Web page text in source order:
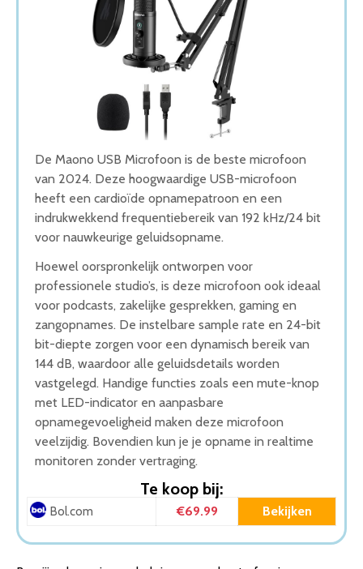
Wat is de beste Microfoons van 2026
1. Beste Microfoons van 2026
2. Goede Prijs-Kwaliteit Microfoons
3. Beste Budget Microfoons van 2026
4. Goede Koop Microfoons
5. Goede Budget Microfoons
De Maono USB Microfoon is de beste microfoon
van 2024. Deze hoogwaardige USB-microfoon
heeft een cardioïde opnamepatroon en een
indrukwekkend frequentiebereik van 192 kHz/24 bit
voor nauwkeurige geluidsopname.
Hoewel oorspronkelijk ontworpen voor
professionele studio’s, is deze microfoon ook ideaal
voor podcasts, zakelijke gesprekken, gaming en
zangopnames. De instelbare sample rate en 24-bit
bit-diepte zorgen voor een dynamisch bereik van
144 dB, waardoor alle geluidsdetails worden
vastgelegd. Handige functies zoals een mute-knop
met LED-indicator en aanpasbare
opnamegevoeligheid maken deze microfoon
veelzijdig. Bovendien kun je je opname in realtime
monitoren zonder vertraging.
Te koop bij:
Bol.com €69.99 Bekijken